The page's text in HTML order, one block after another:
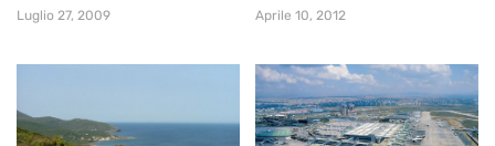
Luglio 27, 2009 Aprile 10, 2012